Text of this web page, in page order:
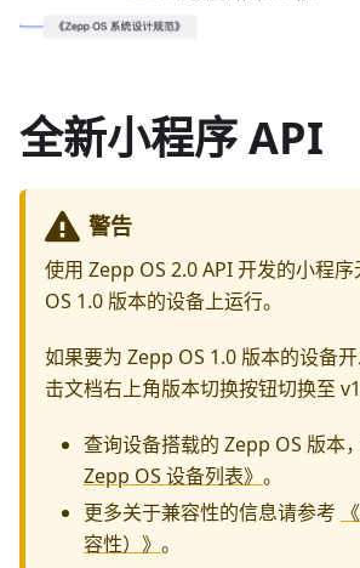
全新小程序 API
警告
使用 Zepp OS 2.0 API 开发的小程
OS 1.0 版本的设备上运行。
如果要为 Zepp OS 1.0 版本的设备
击文档右上角版本切换按钮切换至
查询设备搭载的 Zepp OS 版本
Zepp OS 设备列表》 。
更多关于兼容性的信息请参考
容性）》 。